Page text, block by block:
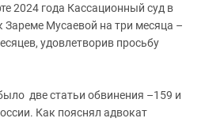
2024 года Кассационный суд в
Зареме Мусаевой на три месяца –
удовлетворив просьбу
две статьи обвинения –159 и
Как пояснял адвокат